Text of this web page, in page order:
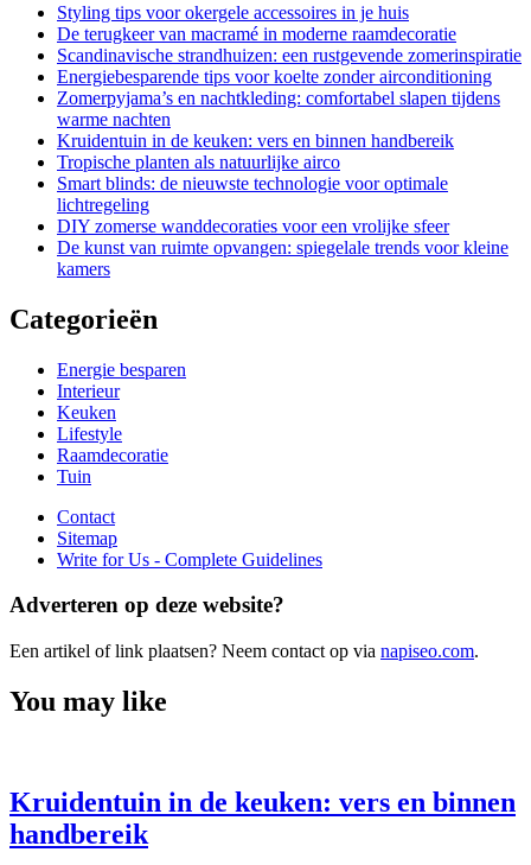
Styling tips voor okergele accessoires in je huis
De terugkeer van macramé in moderne raamdecoratie
Scandinavische strandhuizen: een rustgevende zomerinspiratie
Energiebesparende tips voor koelte zonder airconditioning
Zomerpyjama’s en nachtkleding: comfortabel slapen tijdens
warme nachten
Kruidentuin in de keuken: vers en binnen handbereik
Tropische planten als natuurlijke airco
Smart blinds: de nieuwste technologie voor optimale
lichtregeling
DIY zomerse wanddecoraties voor een vrolijke sfeer
De kunst van ruimte opvangen: spiegelale trends voor kleine
kamers
Categorieën
Energie besparen
Interieur
Keuken
Lifestyle
Raamdecoratie
Tuin
Contact
Sitemap
Write for Us - Complete Guidelines
Adverteren op deze website?
Een artikel of link plaatsen? Neem contact op via napiseo.com.
You may like
Kruidentuin in de keuken: vers en binnen
handbereik